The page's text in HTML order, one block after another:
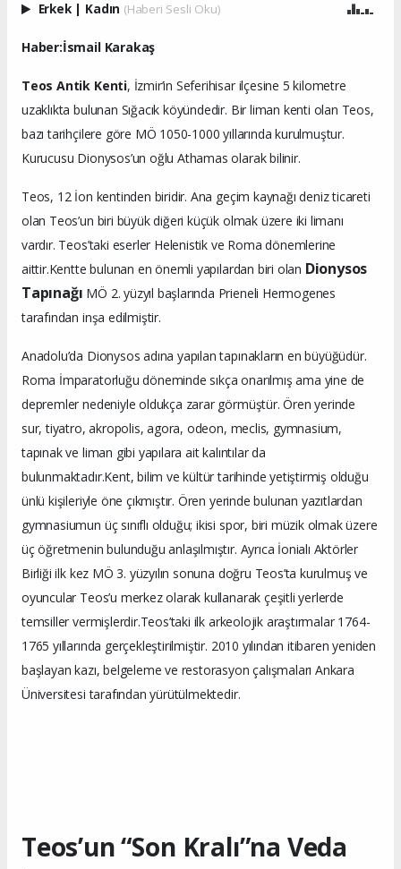
Erkek | Kadın (Haberi Sesli Oku)
Haber:İsmail Karakaş
Teos Antik Kenti, İzmir’in Seferihisar ilçesine 5 kilometre
uzaklıkta bulunan Sığacık köyündedir. Bir liman kenti olan Teos,
bazı tarihçilere göre MÖ 1050-1000 yıllarında kurulmuştur.
Kurucusu Dionysos’un oğlu Athamas olarak bilinir.
Teos, 12 İon kentinden biridir. Ana geçim kaynağı deniz ticareti
olan Teos’un biri büyük diğeri küçük olmak üzere iki limanı
vardır. Teos’taki eserler Helenistik ve Roma dönemlerine
aittir.Kentte bulunan en önemli yapılardan biri olan Dionysos
Tapınağı MÖ 2. yüzyıl başlarında Prieneli Hermogenes
tarafından inşa edilmiştir.
Anadolu’da Dionysos adına yapılan tapınakların en büyüğüdür.
Roma İmparatorluğu döneminde sıkça onarılmış ama yine de
depremler nedeniyle oldukça zarar görmüştür. Ören yerinde
sur, tiyatro, akropolis, agora, odeon, meclis, gymnasium,
tapınak ve liman gibi yapılara ait kalıntılar da
bulunmaktadır.Kent, bilim ve kültür tarihinde yetiştirmiş olduğu
ünlü kişileriyle öne çıkmıştır. Ören yerinde bulunan yazıtlardan
gymnasiumun üç sınıflı olduğu; ikisi spor, biri müzik olmak üzere
üç öğretmenin bulunduğu anlaşılmıştır. Ayrıca İonialı Aktörler
Birliği ilk kez MÖ 3. yüzyılın sonuna doğru Teos’ta kurulmuş ve
oyuncular Teos’u merkez olarak kullanarak çeşitli yerlerde
temsiller vermişlerdir.Teos’taki ilk arkeolojik araştırmalar 1764-
1765 yıllarında gerçekleştirilmiştir. 2010 yılından itibaren yeniden
başlayan kazı, belgeleme ve restorasyon çalışmaları Ankara
Üniversitesi tarafından yürütülmektedir.
Teos’un “Son Kralı”na Veda